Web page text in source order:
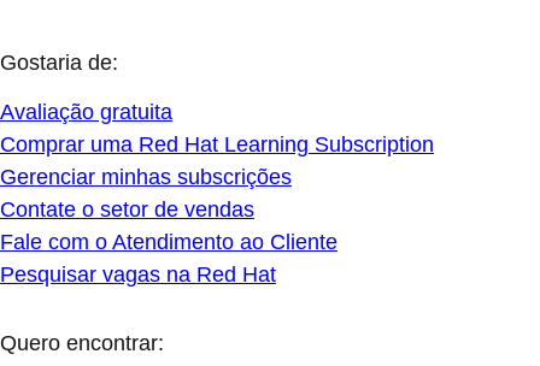
Gostaria de:
Avaliação gratuita
Comprar uma Red Hat Learning Subscription
Gerenciar minhas subscrições
Contate o setor de vendas
Fale com o Atendimento ao Cliente
Pesquisar vagas na Red Hat
Quero encontrar: